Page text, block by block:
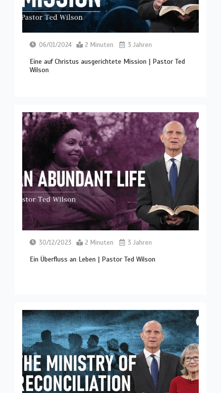
06/01/2024 2 Minuten 3 Jahren
Eine auf Christus ausgerichtete Mission | Pastor Ted
Wilson
30/12/2023 2 Minuten 3 Jahren
Ein Überfluss an Leben | Pastor Ted Wilson